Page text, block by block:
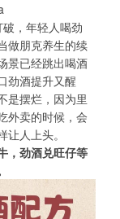
，年轻人喝劲
做朋克养生的续
景已经跳出喝酒
劲酒提升又醒
是摆烂，因为里
外卖的时候，会
人上头。
，劲酒兑旺仔等